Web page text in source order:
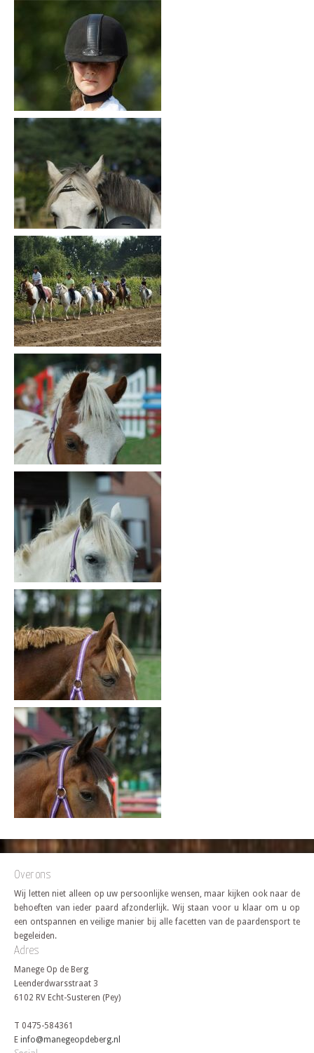
Over ons
Wij letten niet alleen op uw persoonlijke wensen, maar kijken ook naar de
behoeften van ieder paard afzonderlijk. Wij staan voor u klaar om u op
een ontspannen en veilige manier bij alle facetten van de paardensport te
begeleiden.
Adres
Manege Op de Berg
Leenderdwarsstraat 3
6102 RV Echt-Susteren (Pey)
T 0475-584361
E info@manegeopdeberg.nl